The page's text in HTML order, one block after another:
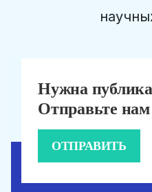
Нужна
Отправьте
ОТПРАВИТЬ